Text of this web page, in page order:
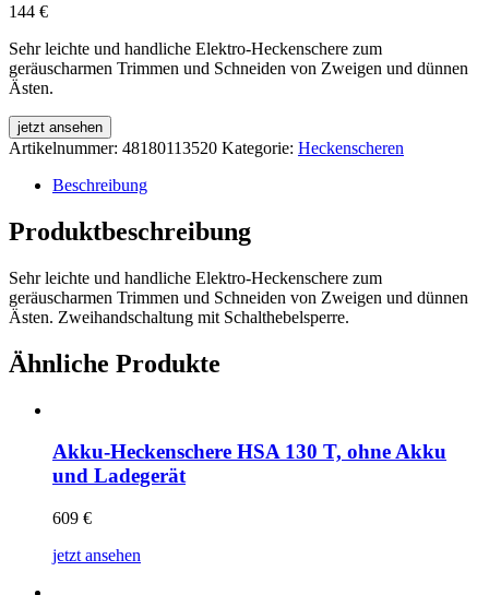
144 €
Sehr leichte und handliche Elektro-Heckenschere zum
geräuscharmen Trimmen und Schneiden von Zweigen und dünnen
Ästen.
jetzt ansehen
Artikelnummer: 48180113520 Kategorie: Heckenscheren
Beschreibung
Produktbeschreibung
Sehr leichte und handliche Elektro-Heckenschere zum
geräuscharmen Trimmen und Schneiden von Zweigen und dünnen
Ästen. Zweihandschaltung mit Schalthebelsperre.
Ähnliche Produkte
Akku-Heckenschere HSA 130 T, ohne Akku
und Ladegerät
609 €
jetzt ansehen